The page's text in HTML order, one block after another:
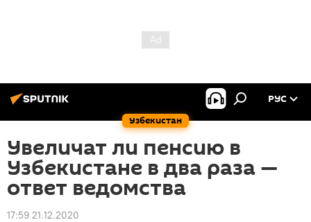
Узбекистан
РУС
Увеличат ли пенсию в
Узбекистане в два раза —
ответ ведомства
17:59 21.12.2020